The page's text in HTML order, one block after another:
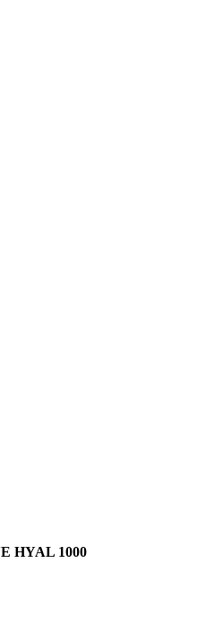
HYAL 1000